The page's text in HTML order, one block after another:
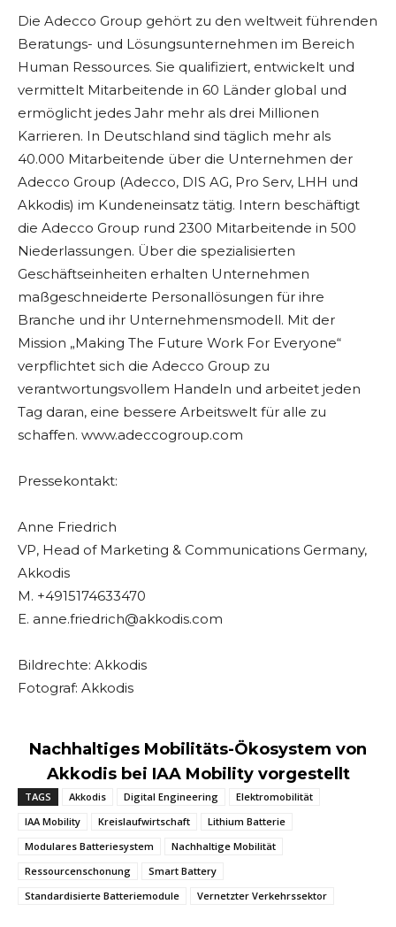
Die Adecco Group gehört zu den weltweit führenden
Beratungs- und Lösungsunternehmen im Bereich
Human Ressources. Sie qualifiziert, entwickelt und
vermittelt Mitarbeitende in 60 Länder global und
ermöglicht jedes Jahr mehr als drei Millionen
Karrieren. In Deutschland sind täglich mehr als
40.000 Mitarbeitende über die Unternehmen der
Adecco Group (Adecco, DIS AG, Pro Serv, LHH und
Akkodis) im Kundeneinsatz tätig. Intern beschäftigt
die Adecco Group rund 2300 Mitarbeitende in 500
Niederlassungen. Über die spezialisierten
Geschäftseinheiten erhalten Unternehmen
maßgeschneiderte Personallösungen für ihre
Branche und ihr Unternehmensmodell. Mit der
Mission „Making The Future Work For Everyone“
verpflichtet sich die Adecco Group zu
verantwortungsvollem Handeln und arbeitet jeden
Tag daran, eine bessere Arbeitswelt für alle zu
schaffen. www.adeccogroup.com
Pressekontakt:
Anne Friedrich
VP, Head of Marketing & Communications Germany,
Akkodis
M. +4915174633470
E. anne.friedrich@akkodis.com
Bildrechte: Akkodis
Fotograf: Akkodis
Nachhaltiges Mobilitäts-Ökosystem von
Akkodis bei IAA Mobility vorgestellt
TAGS Akkodis Digital Engineering
Elektromobilität
IAA Mobility
Kreislaufwirtschaft
Lithium Batterie
Modulares Batteriesystem
Nachhaltige Mobilität
Ressourcenschonung
Smart Battery
Standardisierte Batteriemodule
Vernetzter Verkehrssektor